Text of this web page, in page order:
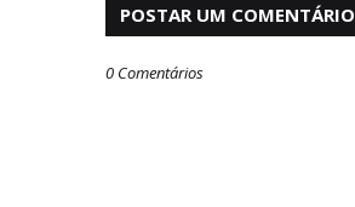
POSTAR UM COMENTÁRIO
0 Comentários